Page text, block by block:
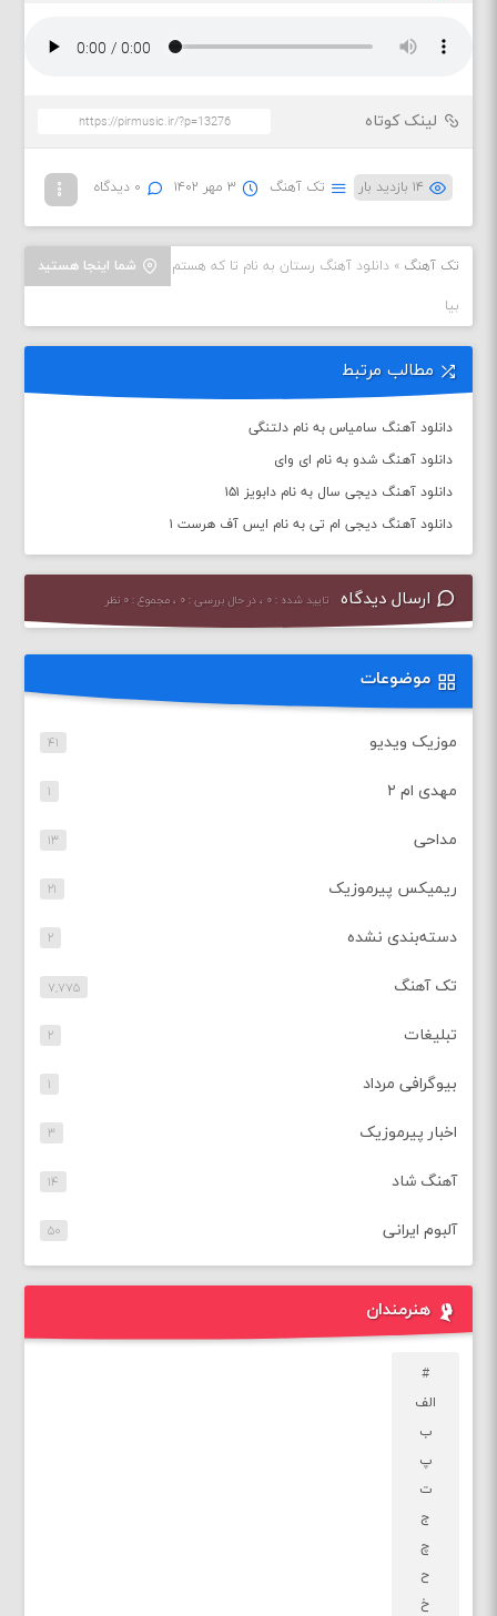
لینک کوتاه
۱۴ بازدید بار تک آهنگ ۳ مهر ۱۴۰۲ ۰ دیدگاه
شما اینجا هستید تک آهنگ »دانلود آهنگ رستان به نام تا که هستم
بیا
مطالب مرتبط
دانلود آهنگ سامیاس به نام دلتنگی
دانلود آهنگ شدو به نام ای وای
دانلود آهنگ دیجی سال به نام دابویز ۱۵۱
دانلود آهنگ دیجی ام تی به نام ایس آف هرست ۱
ارسال دیدگاه تایید شده : ۰ ، در حال بررسی : ۰ ، مجموع : ۰ نظر
موضوعات
موزیک ویدیو ۴۱
مهدی ام ۲ ۱
مداحی ۱۳
ریمیکس پیرموزیک ۲۱
دسته‌بندی نشده ۲
تک آهنگ ۷,۷۷۵
تبلیغات ۲
بیوگرافی مرداد ۱
اخبار پیرموزیک ۳
آهنگ شاد ۱۴
آلبوم ایرانی ۵۰
هنرمندان
#
الف
ب
پ
ت
ج
چ
ح
خ